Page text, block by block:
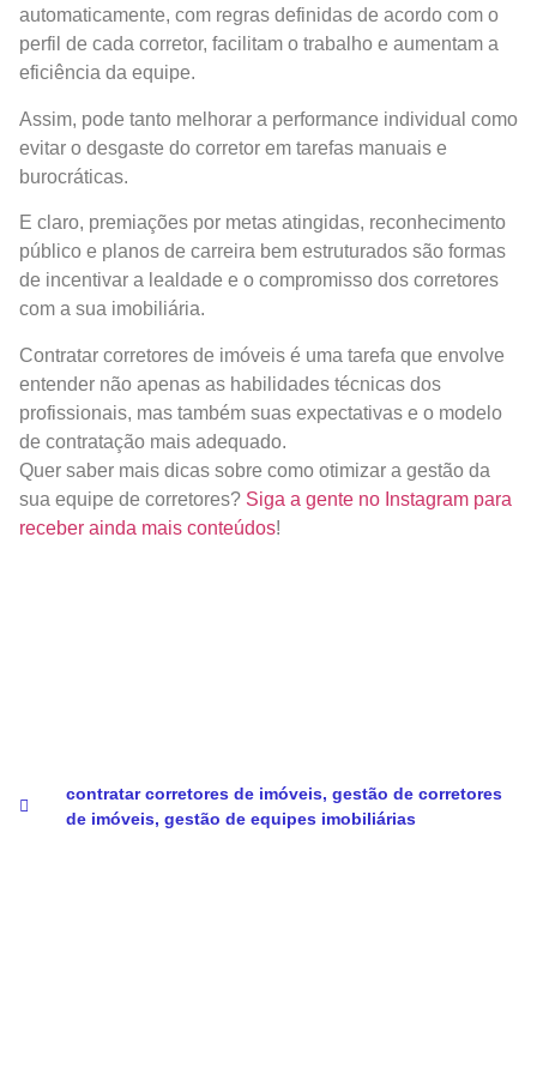
automaticamente, com regras definidas de acordo com o
perfil de cada corretor, facilitam o trabalho e aumentam a
eficiência da equipe.
Assim, pode tanto melhorar a performance individual como
evitar o desgaste do corretor em tarefas manuais e
burocráticas.
E claro, premiações por metas atingidas, reconhecimento
público e planos de carreira bem estruturados são formas
de incentivar a lealdade e o compromisso dos corretores
com a sua imobiliária.
Contratar corretores de imóveis é uma tarefa que envolve
entender não apenas as habilidades técnicas dos
profissionais, mas também suas expectativas e o modelo
de contratação mais adequado.
Quer saber mais dicas sobre como otimizar a gestão da
sua equipe de corretores? Siga a gente no Instagram para
receber ainda mais conteúdos!
contratar corretores de imóveis, gestão de corretores
de imóveis, gestão de equipes imobiliárias